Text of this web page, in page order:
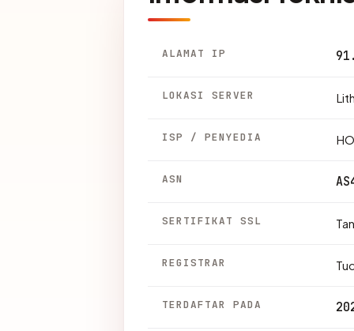
ALAMAT IP
LOKASI SERVER
ISP / PENYEDIA
ASN
SERTIFIKAT SSL
REGISTRAR
TERDAFTAR PADA